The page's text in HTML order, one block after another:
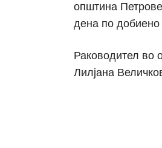
општина
дена по добиено
Раководител во
Лилјана